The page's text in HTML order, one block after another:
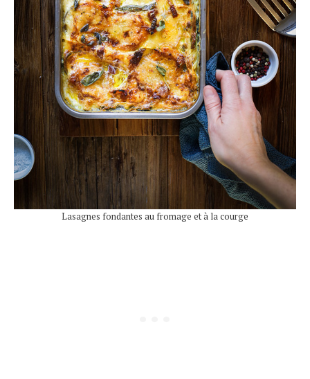
Lasagnes fondantes au fromage et à la courge